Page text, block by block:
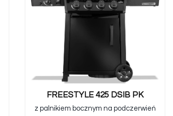
FREESTYLE 425 DSIB PK
z palnikiem bocznym na podczerwień